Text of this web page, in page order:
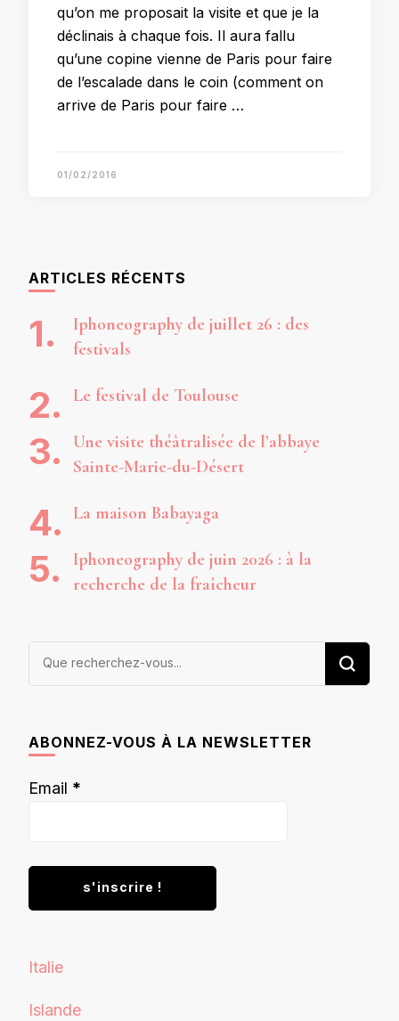
qu’on me proposait la visite et que je la
déclinais à chaque fois. Il aura fallu
qu’une copine vienne de Paris pour faire
de l’escalade dans le coin (comment on
arrive de Paris pour faire …
01/02/2016
ARTICLES RÉCENTS
Iphoneography de juillet 26 : des
festivals
Le festival de Toulouse
Une visite théâtralisée de l’abbaye
Sainte-Marie-du-Désert
La maison Babayaga
Iphoneography de juin 2026 : à la
recherche de la fraîcheur
Vous
recherchiez
ABONNEZ-VOUS À LA NEWSLETTER
Email *
Italie
Islande